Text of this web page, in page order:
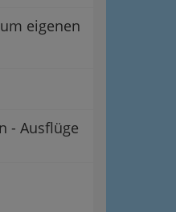
eigenen
- Ausflüge